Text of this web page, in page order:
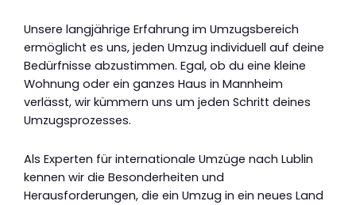
Unsere langjährige Erfahrung im Umzugsbereich
ermöglicht es uns, jeden Umzug individuell auf deine
Bedürfnisse abzustimmen. Egal, ob du eine kleine
Wohnung oder ein ganzes Haus in Mannheim
verlässt, wir kümmern uns um jeden Schritt deines
Umzugsprozesses.
Als Experten für internationale Umzüge nach Lublin
kennen wir die Besonderheiten und
Herausforderungen, die ein Umzug in ein neues Land